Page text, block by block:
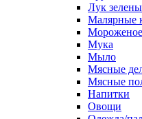
Лук
Малярные
Мороженое
Мука
Мыло
Мясные
Мясные
Напитки
Овощи